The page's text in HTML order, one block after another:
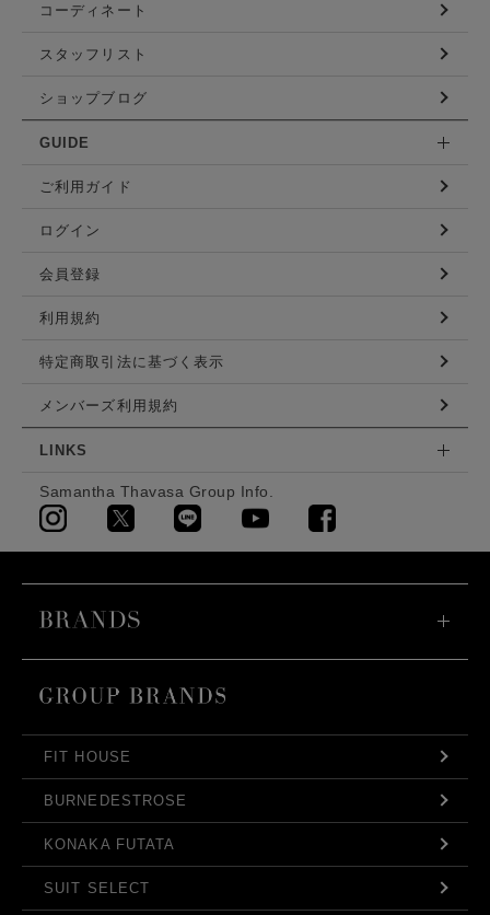
コーディネート
スタッフリスト
ショップブログ
GUIDE
ご利用ガイド
ログイン
会員登録
利用規約
特定商取引法に基づく表示
メンバーズ利用規約
LINKS
Samantha Thavasa Group Info.
FIT HOUSE
BURNEDESTROSE
KONAKA FUTATA
SUIT SELECT